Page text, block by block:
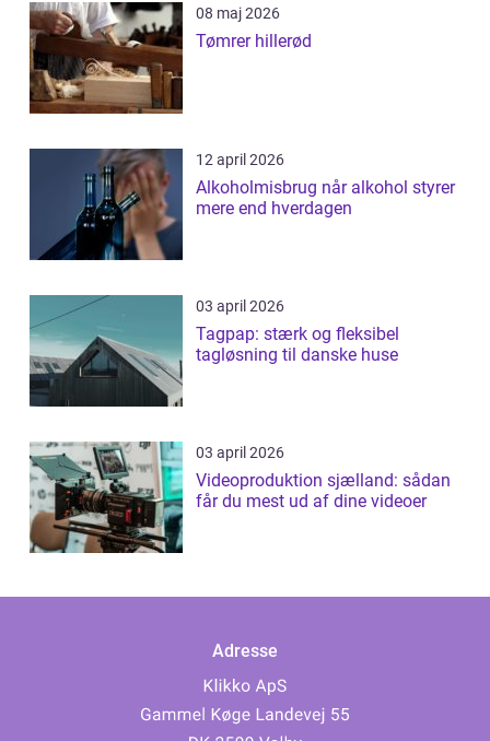
08 maj 2026
Tømrer hillerød
12 april 2026
Alkoholmisbrug når alkohol styrer
mere end hverdagen
03 april 2026
Tagpap: stærk og fleksibel
tagløsning til danske huse
03 april 2026
Videoproduktion sjælland: sådan
får du mest ud af dine videoer
Adresse